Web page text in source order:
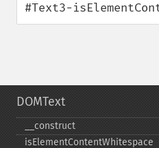
#Text3-
DOMText
_​_​construct
isElementContentWhitespace